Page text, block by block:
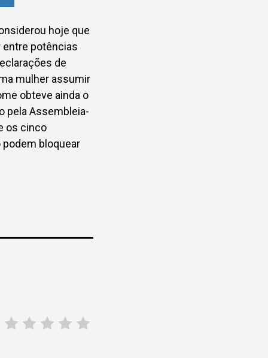
hoje que
entre potências
de
mulher assumir
obteve ainda o
pela Assembleia-
os cinco
podem bloquear